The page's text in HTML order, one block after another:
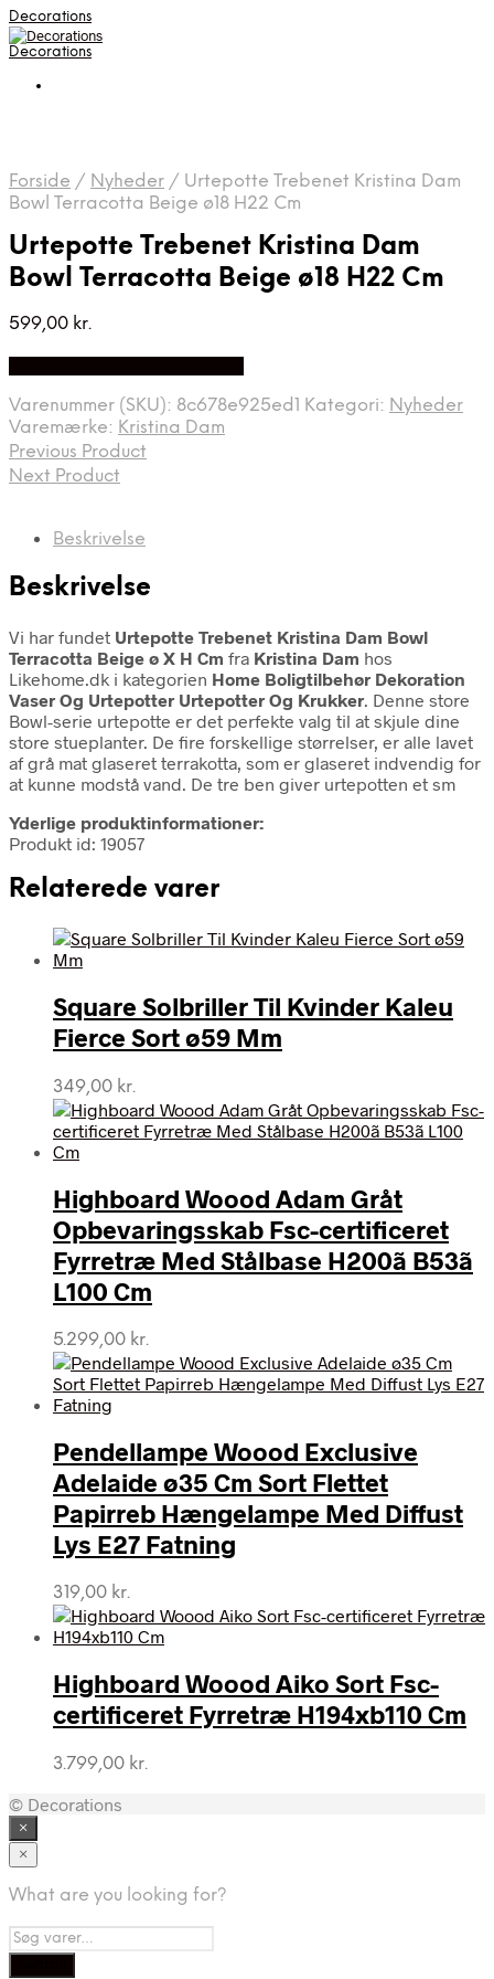
Decorations
Decorations
Forside / Nyheder / Urtepotte Trebenet Kristina Dam
Bowl Terracotta Beige ø18 H22 Cm
Urtepotte Trebenet Kristina Dam
Bowl Terracotta Beige ø18 H22 Cm
599,00 kr.
Varenummer (SKU): 8c678e925ed1 Kategori: Nyheder
Varemærke: Kristina Dam
Previous Product
Next Product
Beskrivelse
Beskrivelse
Vi har fundet Urtepotte Trebenet Kristina Dam Bowl
Terracotta Beige ø X H Cm fra Kristina Dam hos
Likehome.dk i kategorien Home Boligtilbehør Dekoration
Vaser Og Urtepotter Urtepotter Og Krukker. Denne store
Bowl-serie urtepotte er det perfekte valg til at skjule dine
store stueplanter. De fire forskellige størrelser, er alle lavet
af grå mat glaseret terrakotta, som er glaseret indvendig for
at kunne modstå vand. De tre ben giver urtepotten et sm
Yderlige produktinformationer:
Produkt id: 19057
Relaterede varer
Square Solbriller Til Kvinder Kaleu
Fierce Sort ø59 Mm
349,00 kr.
Highboard Woood Adam Gråt
Opbevaringsskab Fsc-certificeret
Fyrretræ Med Stålbase H200ã B53ã
L100 Cm
5.299,00 kr.
Pendellampe Woood Exclusive
Adelaide ø35 Cm Sort Flettet
Papirreb Hængelampe Med Diffust
Lys E27 Fatning
319,00 kr.
Highboard Woood Aiko Sort Fsc-
certificeret Fyrretræ H194xb110 Cm
3.799,00 kr.
© Decorations
×
×
What are you looking for?